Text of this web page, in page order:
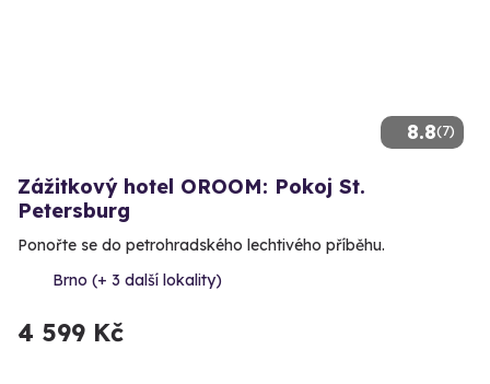
8.8(7)
Zážitkový hotel OROOM: Pokoj St.
Petersburg
Ponořte se do petrohradského lechtivého příběhu.
Brno (+ 3 další lokality)
4 599 Kč